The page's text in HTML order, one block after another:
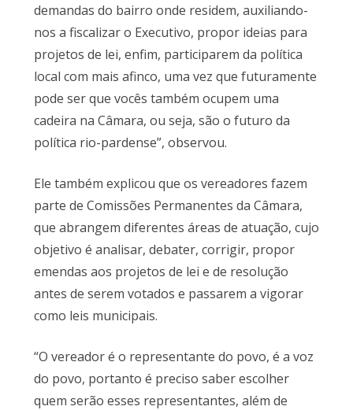
demandas do bairro onde residem, auxiliando-
nos a fiscalizar o Executivo, propor ideias para
projetos de lei, enfim, participarem da política
local com mais afinco, uma vez que futuramente
pode ser que vocês também ocupem uma
cadeira na Câmara, ou seja, são o futuro da
política rio-pardense”, observou.
Ele também explicou que os vereadores fazem
parte de Comissões Permanentes da Câmara,
que abrangem diferentes áreas de atuação, cujo
objetivo é analisar, debater, corrigir, propor
emendas aos projetos de lei e de resolução
antes de serem votados e passarem a vigorar
como leis municipais.
“O vereador é o representante do povo, é a voz
do povo, portanto é preciso saber escolher
quem serão esses representantes, além de